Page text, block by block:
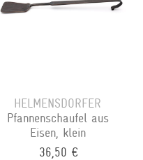
HELMENSDORFER
Pfannenschaufel aus
Eisen, klein
36,50 €